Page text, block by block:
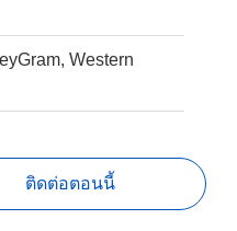
Western
ติดต่อตอนนี้